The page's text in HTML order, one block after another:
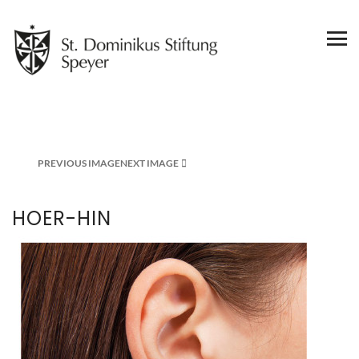
PREVIOUS IMAGENEXT IMAGE
HOER-HIN